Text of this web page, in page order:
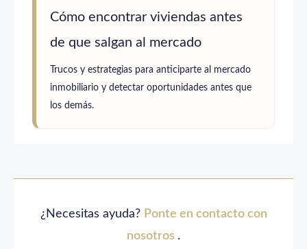
Cómo encontrar viviendas antes
de que salgan al mercado
Trucos y estrategias para anticiparte al mercado
inmobiliario y detectar oportunidades antes que
los demás.
¿Necesitas ayuda? Ponte en contacto con
nosotros .